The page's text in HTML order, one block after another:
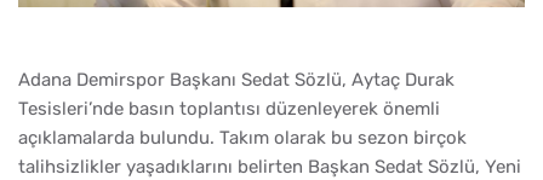
Adana Demirspor Başkanı Sedat Sözlü, Aytaç Durak
Tesisleri’nde basın toplantısı düzenleyerek önemli
açıklamalarda bulundu. Takım olarak bu sezon birçok
talihsizlikler yaşadıklarını belirten Başkan Sedat Sözlü, Yeni